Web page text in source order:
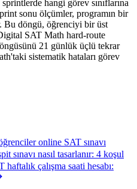
hangi görev sınıflarına
sonu ölçümler, programın bir
Bu döngü, öğrenciyi bir üst
SAT Math hard-route
21 günlük üçlü tekrar
sistematik hataları görev
online SAT sınavı
sınavı nasıl tasarlanır: 4 koşul
çalışma saati hesabı: